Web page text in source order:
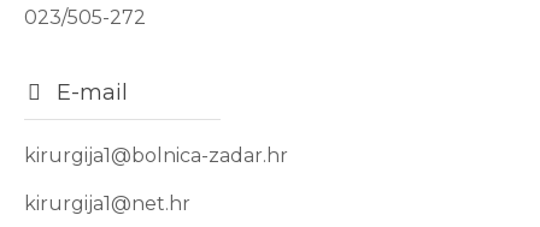
023/505-272
E-mail
kirurgija1@bolnica-zadar.hr
kirurgija1@net.hr